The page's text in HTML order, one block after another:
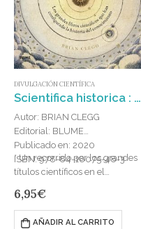
DIVULGACIÓN CIENTÍFICA
Scientifica historica : Los grandes libros científicos que han configurado la historia del conocimiento
Autor: BRIAN CLEGG
Editorial: BLUME
Publicado en: 2020
ISBN: 978-84-18075-48-3
* Un recorrido por los grandes
títulos científicos en el
explora la historia, el desarrollo
y la progresión no…
6,95€
AÑADIR AL CARRITO